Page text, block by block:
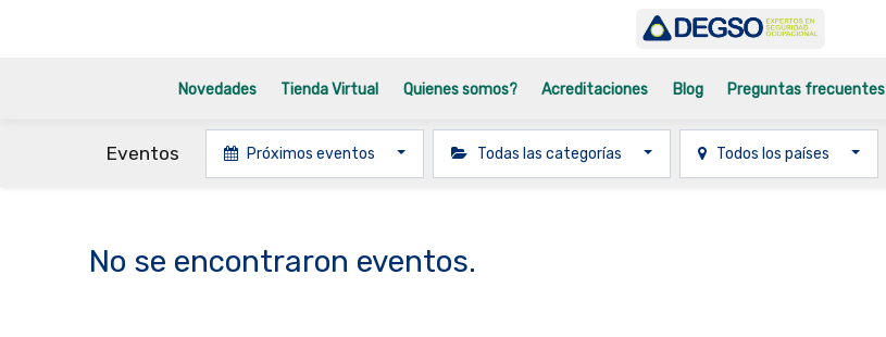
Novedades Tienda Virtual Quienes somos? Acreditaciones Blog Preguntas frecuentes
Eventos Próximos eventos Todas las categorías Todos los países
No se encontraron eventos.